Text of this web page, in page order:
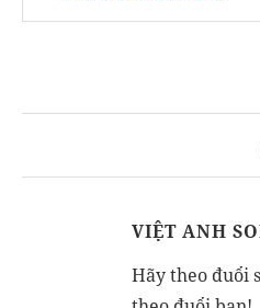
VIỆT ANH
Hãy theo đuổi